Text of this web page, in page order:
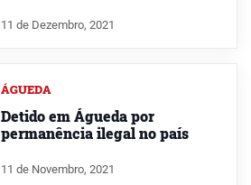
11 de Dezembro, 2021
ÁGUEDA
Detido em Águeda por
permanência ilegal no país
11 de Novembro, 2021